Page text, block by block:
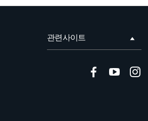
관련사이트